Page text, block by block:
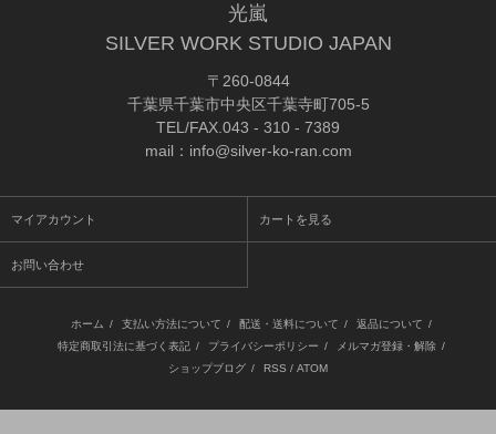
光嵐
SILVER WORK STUDIO JAPAN
〒260-0844
千葉県千葉市中央区千葉寺町705-5
TEL/FAX.043 - 310 - 7389
mail：info@silver-ko-ran.com
マイアカウント カートを見る
お問い合わせ
ホーム / 支払い方法について / 配送・送料について / 返品について /
特定商取引法に基づく表記 / プライバシーポリシー / メルマガ登録・解除 /
ショップブログ / RSS / ATOM